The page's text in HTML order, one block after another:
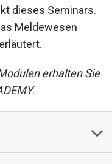
dieses Seminars.
Meldewesen
erhalten Sie